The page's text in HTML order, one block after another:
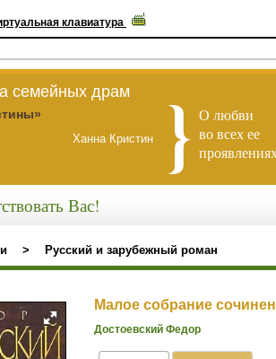
клавиатура
семейных драм
Ханна Кристин
О любви
во всех ее
Вас!
> Русский и зарубежный роман
Малое собрание
Достоевский Федор